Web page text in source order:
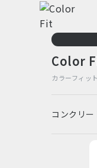
Color
カラーフィット
コンクリー